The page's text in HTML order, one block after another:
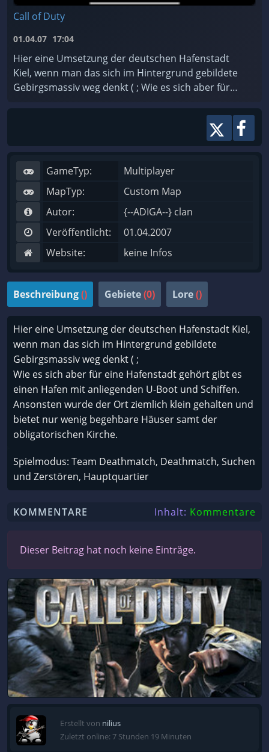
Call of Duty
01.04.07 17:04
Hier eine Umsetzung der deutschen Hafenstadt
Kiel, wenn man das sich im Hintergrund gebildete
Gebirgsmassiv weg denkt ( ; Wie es sich aber für
GameTyp:
Multiplayer
MapTyp:
Custom Map
Autor:
{--ADIGA--} clan
Veröffentlicht:
01.04.2007
Website:
keine Infos
Beschreibung() Gebiete(0) Lore()
Hier eine Umsetzung der deutschen Hafenstadt Kiel,
wenn man das sich im Hintergrund gebildete
Gebirgsmassiv weg denkt ( ;
Wie es sich aber für eine Hafenstadt gehört gibt es
einen Hafen mit anliegenden U-Boot und Schiffen.
Ansonsten wurde der Ort ziemlich klein gehalten und
bietet nur wenig begehbare Häuser samt der
obligatorischen Kirche.
Spielmodus: Team Deathmatch, Deathmatch, Suchen
und Zerstören, Hauptquartier
KOMMENTARE Inhalt: Kommentare
Dieser Beitrag hat noch keine Einträge.
Erstellt von nilius
Zuletzt online: 7 Stunden 19 Minuten